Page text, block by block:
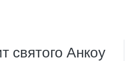
святого Анкоу